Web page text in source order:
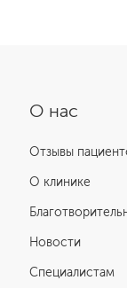
О нас
Отзывы
О клинике
Новости
Специалистам